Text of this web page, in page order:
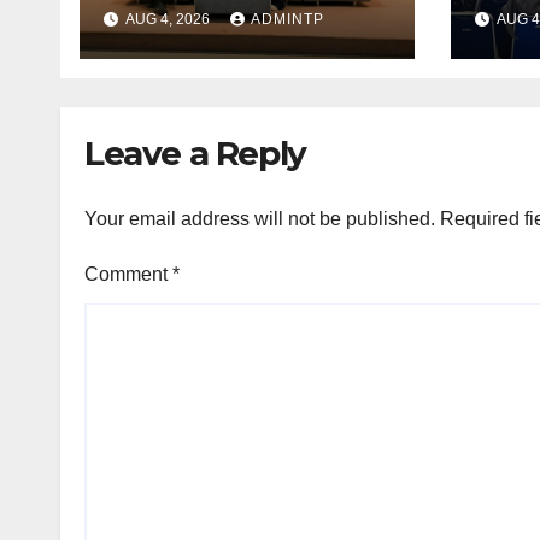
Surakarta Adakan
Pembekalan PPL
AUG 4, 2026 ADMINTP AUG
Leave a Reply
Your email address will not be published. Required
Comment*